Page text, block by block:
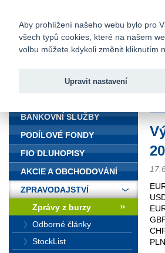
Fio banka
BANKOVNÍ SLUŽBY
PODÍLOVÉ FONDY
FIO DLUHOPISY
AKCIE A OBCHODOVÁNÍ
ZPRAVODAJSTVÍ
Zprávy z burzy
Odborné články
StockList
Aby prohlížení našeho webu bylo pro
všech typů cookies, které na našem
volbu můžete kdykoli změnit kliknutím
Upravit nastavení